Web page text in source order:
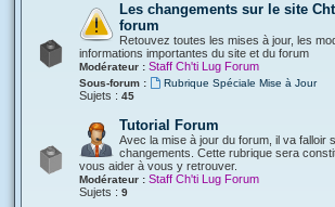
Les changements sur le site
forum
Retouvez toutes les mises à jour, les
informations importantes du site et du forum
Modérateur : Staff Ch'ti Lug Forum
Sous-forum : Rubrique Spéciale Mise à Jour
Sujets : 45
Tutorial Forum
Avec la mise à jour du forum, il va falloir
changements. Cette rubrique sera
vous aider à vous y retrouver.
Modérateur : Staff Ch'ti Lug Forum
Sujets : 9